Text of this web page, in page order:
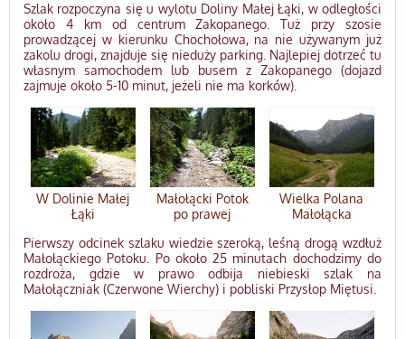
Szlak rozpoczyna się u wylotu Doliny Małej Łąki, w odległości
około 4 km od centrum Zakopanego. Tuż przy szosie
prowadzącej w kierunku Chochołowa, na nie używanym już
zakolu drogi, znajduje się nieduży parking. Najlepiej dotrzeć tu
własnym samochodem lub busem z Zakopanego (dojazd
zajmuje około 5-10 minut, jeżeli nie ma korków).
W Dolinie Małej
Łąki
Małołącki Potok
po prawej
Wielka Polana
Małołącka
Pierwszy odcinek szlaku wiedzie szeroką, leśną drogą wzdłuż
Małołąckiego Potoku. Po około 25 minutach dochodzimy do
rozdroża, gdzie w prawo odbija niebieski szlak na
Małołączniak (Czerwone Wierchy) i pobliski Przysłop Miętusi.